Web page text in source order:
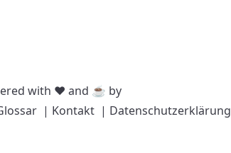
with ❤️ and ☕️ by
| Kontakt | Datenschutzerklärung